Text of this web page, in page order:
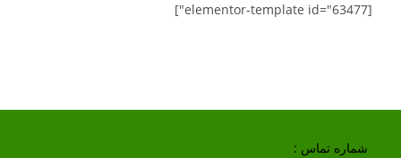
[elementor-template id="63477"]
شماره تماس :